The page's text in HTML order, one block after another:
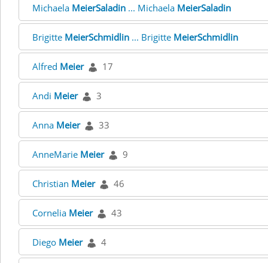
Michaela MeierSaladin ... Michaela MeierSaladin
Brigitte MeierSchmidlin ... Brigitte MeierSchmidlin
Alfred Meier 17
Andi Meier 3
Anna Meier 33
AnneMarie Meier 9
Christian Meier 46
Cornelia Meier 43
Diego Meier 4